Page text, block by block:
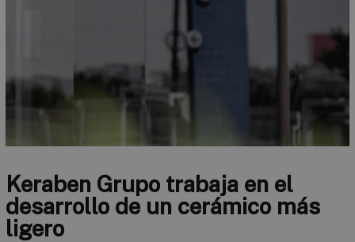
Keraben Grupo trabaja en el
desarrollo de un cerámico más
ligero